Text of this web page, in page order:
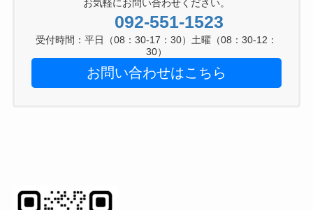
お気軽にお問い合わせください。
092-551-1523
受付時間：平日（08：30-17：30）土曜（08：30-12：
30）
お問い合わせはこちら